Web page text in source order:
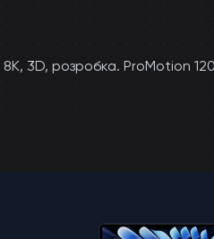
3D, розробка. ProMotion